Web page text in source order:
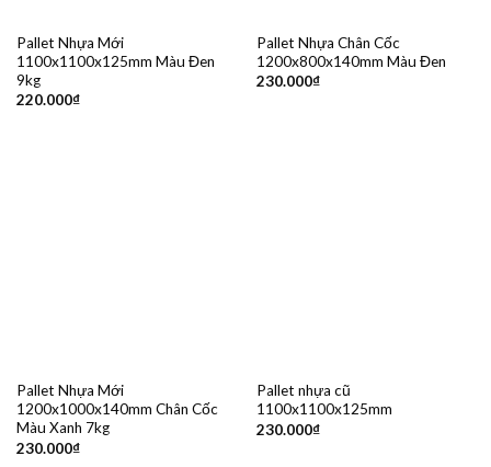
Pallet Nhựa Mới
1100x1100x125mm Màu Đen
9kg
220.000₫
Pallet Nhựa Chân Cốc
1200x800x140mm Màu Đen
230.000₫
Pallet Nhựa Mới
1200x1000x140mm Chân Cốc
Màu Xanh 7kg
230.000₫
Pallet nhựa cũ
1100x1100x125mm
230.000₫